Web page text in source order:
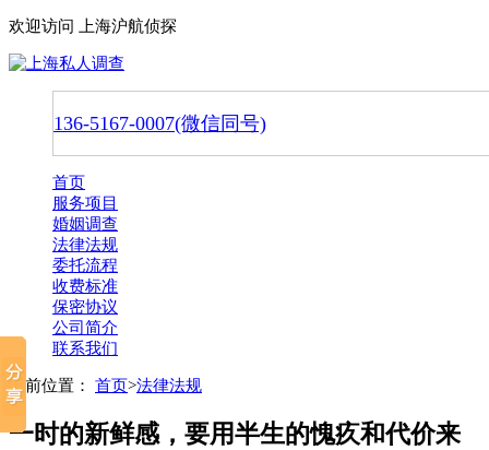
欢迎访问 上海沪航侦探
136-5167-0007(微信同号)
首页
服务项目
婚姻调查
法律法规
委托流程
收费标准
保密协议
公司简介
联系我们
当前位置： 首页>法律法规
一时的新鲜感，要用半生的愧疚和代价来